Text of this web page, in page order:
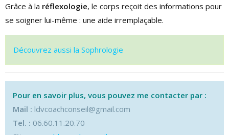
Grâce à la réflexologie, le corps reçoit des informations pour
se soigner lui-même : une aide irremplaçable.
Découvrez aussi la Sophrologie
Pour en savoir plus, vous pouvez me contacter par :
Mail : ldvcoachconseil@gmail.com
Tel. : 06.60.11.20.70